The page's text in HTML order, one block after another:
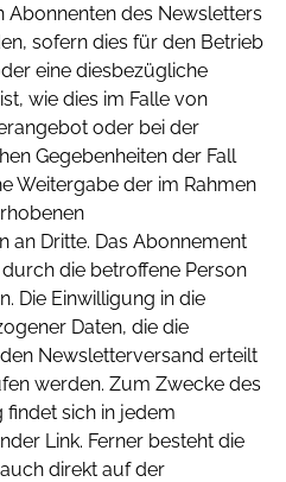
Abonnenten des Newsletters
sofern dies für den Betrieb
eine diesbezügliche
wie dies im Falle von
oder bei der
Gegebenheiten der Fall
Weitergabe der im Rahmen
an Dritte. Das Abonnement
die betroffene Person
Die Einwilligung in die
Daten, die die
Newsletterversand erteilt
werden. Zum Zwecke des
sich in jedem
Link. Ferner besteht die
direkt auf der